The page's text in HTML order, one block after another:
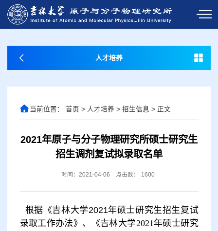
人才培养
当前位置： 首页 > 人才培养 > 招生信息 > 正文
2021年原子与分子物理研究所硕士研究生
招生调剂复试拟录取名单
时间：2021-04-06 点击数： 1600
根据《吉林大学2021年硕士研究生招生复试
录取工作办法》、
《吉林大学2021年硕士研究